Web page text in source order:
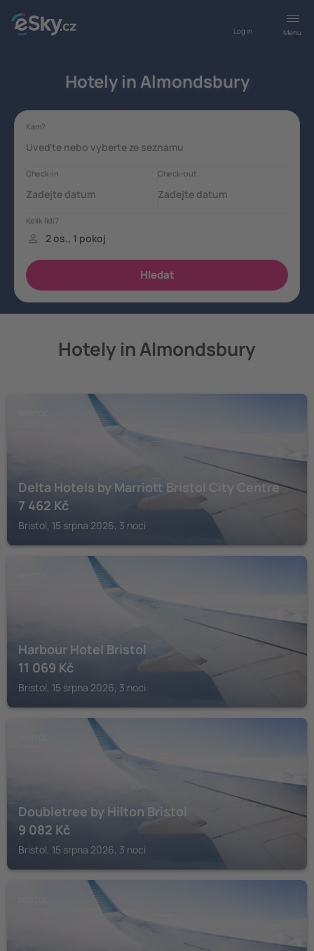
Menu
Log in
Hotely in Almondsbury
Hotely in Almondsbury
Delta Hotels by Marriott Bristol City Centre
7 462 Kč
Bristol, 15 srpna 2026, 3 noci
Harbour Hotel Bristol
11 069 Kč
Bristol, 15 srpna 2026, 3 noci
Doubletree by Hilton Bristol
9 082 Kč
Bristol, 15 srpna 2026, 3 noci